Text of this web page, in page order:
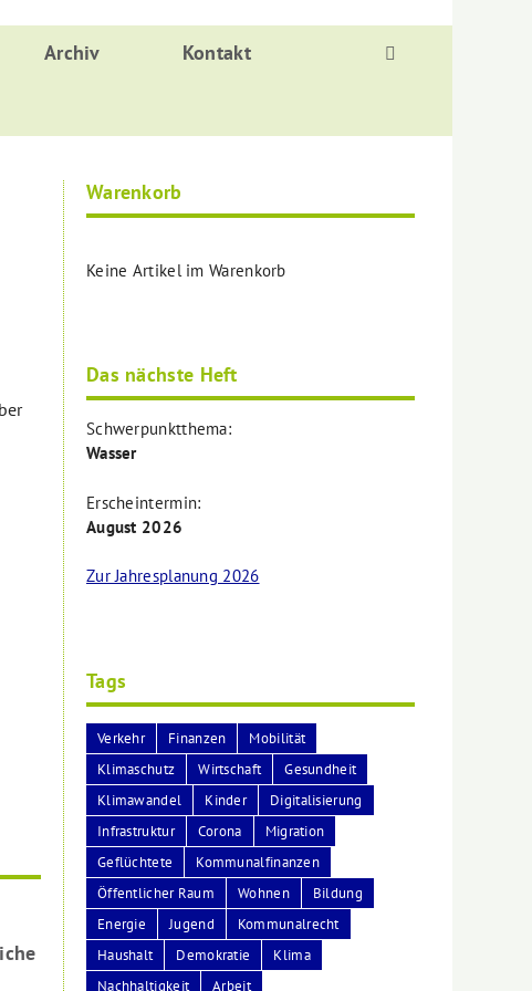
Archiv Kontakt
Warenkorb
Keine Artikel im Warenkorb
Das nächste Heft
Schwerpunktthema:
Wasser
Erscheintermin:
August 2026
Zur Jahresplanung 2026
Tags
Verkehr Finanzen
Mobilität
Klimaschutz
Wirtschaft
Gesundheit
Klimawandel
Kinder
Digitalisierung
Infrastruktur
Corona
Migration
Geflüchtete
Kommunalfinanzen
Öffentlicher Raum
Wohnen
Bildung
Energie
Jugend
Kommunalrecht
Haushalt
Demokratie
Klima
Nachhaltigkeit
Arbeit